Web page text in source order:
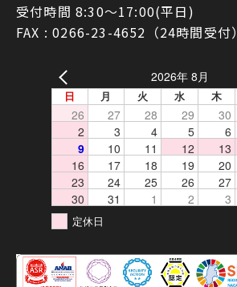
受付時間 8:30〜17:00(平日)
FAX : 0266-23-4652（24時間受付）
2026年 8月
日 月 火 水 木
26 27 28 29 30
2
3 4 5 6
9
10 11 12 13
16
17 18 19 20
23
24 25 26 27
30
31 1 2 3
定休日